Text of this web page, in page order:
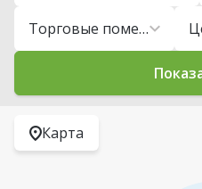
Торговые помещения
Карта